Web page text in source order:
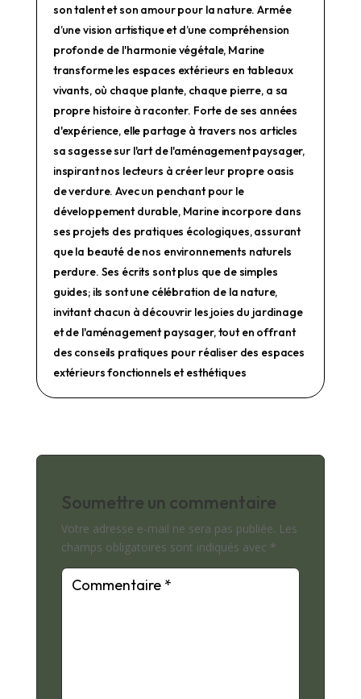
son talent et son amour pour la nature. Armée
d’une vision artistique et d’une compréhension
profonde de l'harmonie végétale, Marine
transforme les espaces extérieurs en tableaux
vivants, où chaque plante, chaque pierre, a sa
propre histoire à raconter. Forte de ses années
d'expérience, elle partage à travers nos articles
sa sagesse sur l'art de l'aménagement paysager,
inspirant nos lecteurs à créer leur propre oasis
de verdure. Avec un penchant pour le
développement durable, Marine incorpore dans
ses projets des pratiques écologiques, assurant
que la beauté de nos environnements naturels
perdure. Ses écrits sont plus que de simples
guides; ils sont une célébration de la nature,
invitant chacun à découvrir les joies du jardinage
et de l'aménagement paysager, tout en offrant
des conseils pratiques pour réaliser des espaces
extérieurs fonctionnels et esthétiques
Soumettre un commentaire
Votre adresse e-mail ne sera pas publiée. Les
champs obligatoires sont indiqués avec *